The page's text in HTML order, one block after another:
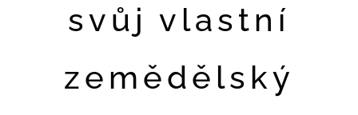
svůj vlastní
zemědělský